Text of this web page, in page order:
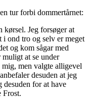
tur forbi dommertårnet:
Jeg forsøger at
i ond tro og selv er meget
og kom sågar med
at se under
men valgte alligevel
desuden at jeg
for at have
Frost.